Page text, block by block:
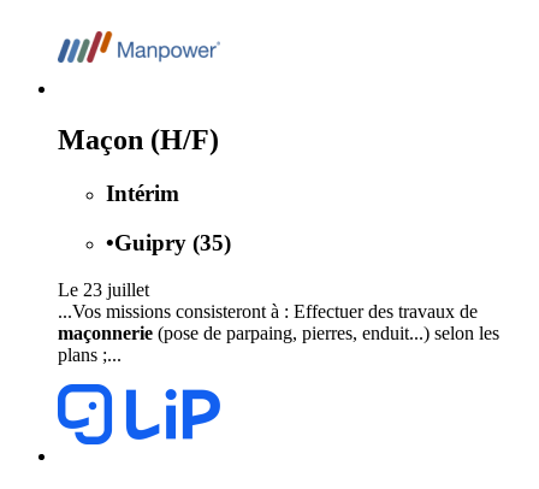
Maçon (H/F)
Intérim
•Guipry (35)
Le 23 juillet
...Vos missions consisteront à : Effectuer des travaux de
maçonnerie (pose de parpaing, pierres, enduit...) selon les
plans ;...